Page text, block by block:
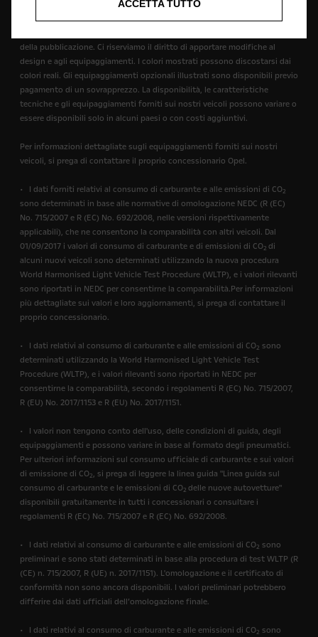
Le descrizioni delle caratteristiche e le illustrazioni possono fare
riferimento o mostrare equipaggiamenti opzionali non inclusi nella
della pubblicazione. Ci riserviamo il diritto di apportare modifiche al
design e agli equipaggiamenti. I colori mostrati possono discostarsi dai
colori reali. Gli equipaggiamenti opzionali illustrati sono disponibili previo
pagamento di un sovrapprezzo. La disponibilità, le caratteristiche
tecniche e gli equipaggiamenti forniti sui nostri veicoli possono variare o
essere disponibili solo in alcuni paesi o con costi aggiuntivi.
Per informazioni dettagliate sugli equipaggiamenti forniti sui nostri
veicoli, si prega di contattare il proprio concessionario Opel.
• I dati forniti relativi al consumo di carburante e alle emissioni di CO2
sono determinati in base alle normative di omologazione NEDC (R (EC)
No. 715/2007 e R (EC) No. 692/2008, nelle versioni rispettivamente
applicabili), che ne consentono la comparabilità con altri veicoli. Dal
01/09/2017 i valori di consumo di carburante e di emissioni di CO2 di
alcuni nuovi veicoli sono determinati utilizzando la nuova procedura
World Harmonised Light Vehicle Test Procedure (WLTP), e i valori rilevanti
sono riportati in NEDC per consentirne la comparabilità.Per informazioni
più dettagliate sui valori e loro aggiornamenti, si prega di contattare il
proprio concessionario.
• I dati relativi al consumo di carburante e alle emissioni di CO2 sono
determinati utilizzando la World Harmonised Light Vehicle Test
Procedure (WLTP), e i valori rilevanti sono riportati in NEDC per
consentirne la comparabilità, secondo i regolamenti R (EC) No. 715/2007,
R (EU) No. 2017/1153 e R (EU) No. 2017/1151.
• I valori non tengono conto dell'uso, delle condizioni di guida, degli
equipaggiamenti e possono variare in base al formato degli pneumatici.
Per ulteriori informazioni sul consumo ufficiale di carburante e sui valori
di emissione di CO2, si prega di leggere la linea guida "Linea guida sul
consumo di carburante e le emissioni di CO2 delle nuove autovetture"
disponibili gratuitamente in tutti i concessionari o consultare i
regolamenti R (EC) No. 715/2007 e R (EC) No. 692/2008.
• I dati relativi al consumo di carburante e alle emissioni di CO2 sono
preliminari e sono stati determinati in base alla procedura di test WLTP (R
(CE) n. 715/2007, R (UE) n. 2017/1151). L'omologazione e il certificato di
conformità non sono ancora disponibili. I valori preliminari potrebbero
differire dai dati ufficiali dell’omologazione finale.
• I dati relativi al consumo di carburante e alle emissioni di CO2 sono
ACCETTA TUTTO